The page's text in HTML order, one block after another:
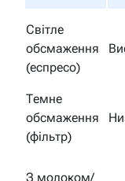
Світле
обсмаження
(еспресо)
Темне
обсмаження
(фільтр)
З молоком/